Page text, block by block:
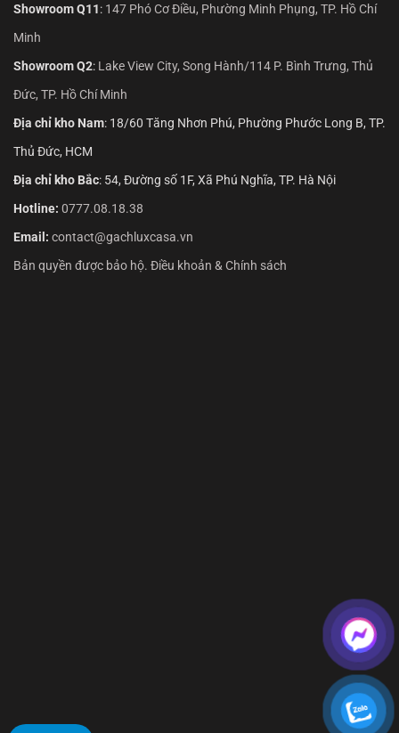
Showroom Q11: 147 Phó Cơ Điều, Phường Minh Phụng, TP. Hồ Chí
Minh
Showroom Q2: Lake View City, Song Hành/114 P. Bình Trưng, Thủ
Đức, TP. Hồ Chí Minh
Địa chỉ kho Nam: 18/60 Tăng Nhơn Phú, Phường Phước Long B, TP.
Thủ Đức, HCM
Địa chỉ kho Bắc: 54, Đường số 1F, Xã Phú Nghĩa, TP. Hà Nội
Hotline: 0777.08.18.38
Email: contact@gachluxcasa.vn
Bản quyền được bảo hộ. Điều khoản & Chính sách